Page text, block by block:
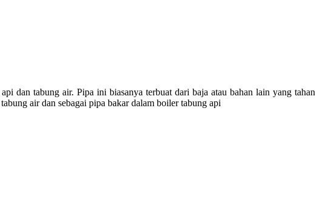
api dan tabungair. Pipa ini biasanya terbuat dari baja atau bahan lain yang tahan
tabung air dan sebagai pipa bakar dalam boilertabung api